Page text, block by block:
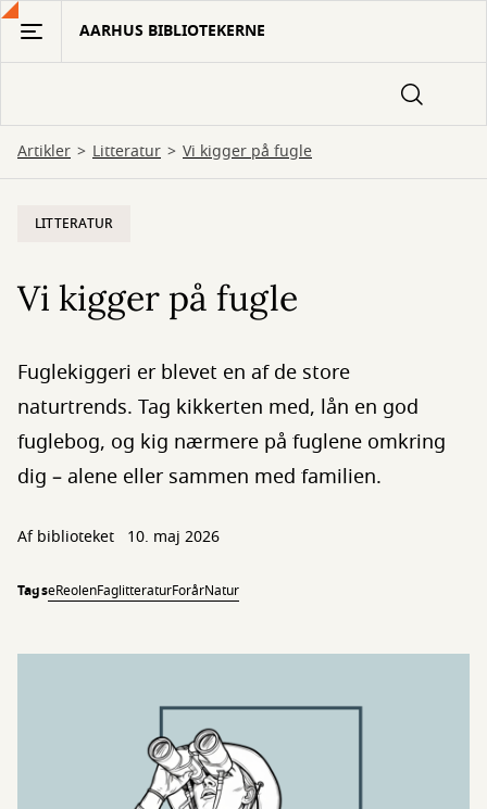
Gå
hovedindhold
AARHUS BIBLIOTEKERNE
Artikler Litteratur Vi kigger på fugle
LITTERATUR
Vi kigger på fugle
Fuglekiggeri er blevet en af de store
naturtrends. Tag kikkerten med, lån en god
fuglebog, og kig nærmere på fuglene omkring
dig – alene eller sammen med familien.
Af biblioteket 10. maj 2026
TagseReolenFaglitteraturForårNatur